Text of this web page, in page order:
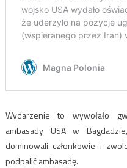
Wydarzenie to wywołało
ambasady USA w
dominowali członkowie i
podpalić ambasadę.